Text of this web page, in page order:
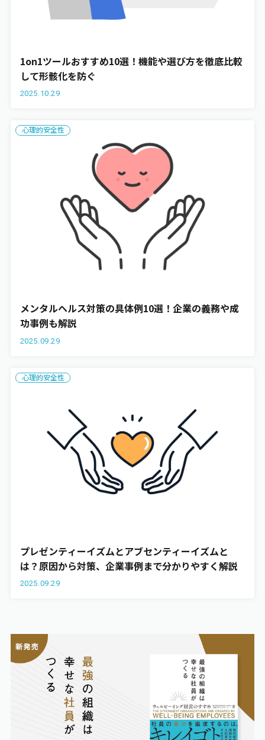
1on1ツールおすすめ10選！機能や選び方を徹底比較
して形骸化を防ぐ
2025.10.29
心理的安全性
メンタルヘルス対策の具体例10選！企業の義務や成
功事例も解説
2025.09.29
心理的安全性
プレゼンティーイズムとアブセンティーイズムと
は？原因から対策、企業事例まで分かりやすく解説
2025.09.29